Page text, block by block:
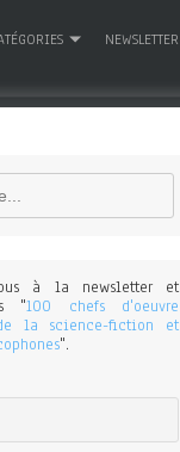
NEWSLETTER
à la newsletter et
"100 chefs d'oeuvre
la science-fiction et
".